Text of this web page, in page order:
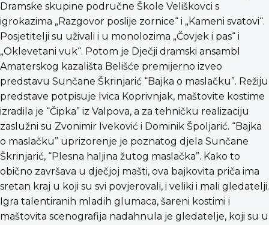
Dramske skupine područne Škole Veliškovci s
igrokazima „Razgovor poslije zornice“ i „Kameni svatovi“.
Posjetitelji su uživali i u monolozima „Čovjek i pas“ i
„Oklevetani vuk“. Potom je Dječji dramski ansambl
Amaterskog kazališta Belišće premijerno izveo
predstavu Sunčane Škrinjarić “Bajka o maslačku”. Režiju
predstave potpisuje Ivica Koprivnjak, maštovite kostime
izradila je “Čipka” iz Valpova, a za tehničku realizaciju
zaslužni su Zvonimir Iveković i Dominik Špoljarić. “Bajka
o maslačku” uprizorenje je poznatog djela Sunčane
Škrinjarić, “Plesna haljina žutog maslačka”. Kako to
obično završava u dječjoj mašti, ova bajkovita priča ima
sretan kraj u koji su svi povjerovali, i veliki i mali gledatelji.
Igra talentiranih mladih glumaca, šareni kostimi i
maštovita scenografija nadahnula je gledatelje, koji su u